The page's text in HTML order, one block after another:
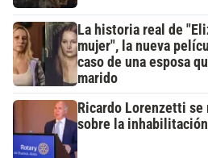
La historia real de
mujer", la nueva
caso de una esposa
marido
Ricardo Lorenzetti
sobre la